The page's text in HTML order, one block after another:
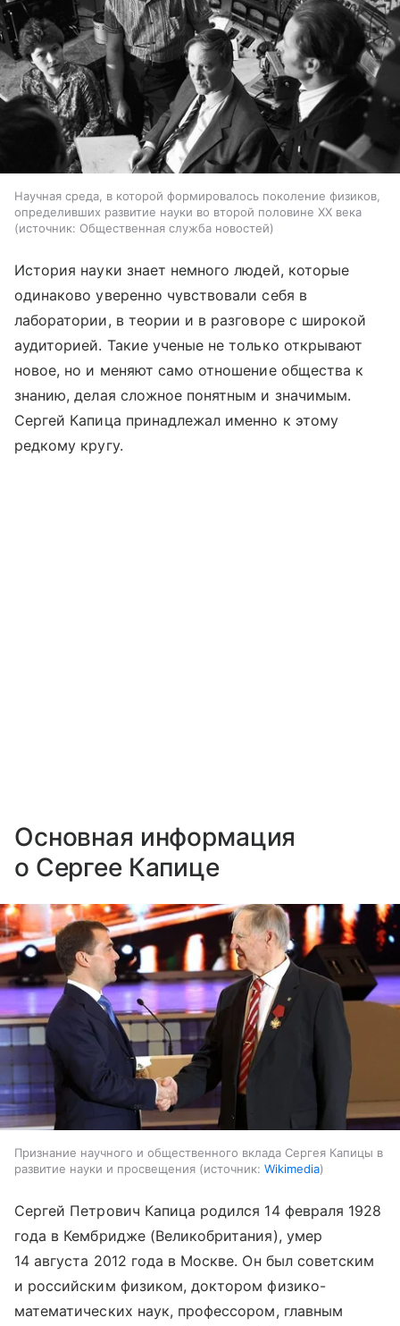
Научная среда, в которой формировалось поколение физиков,
определивших развитие науки во второй половине XX века
источник: Общественная служба новостей
История науки знает немного людей, которые
одинаково уверенно чувствовали себя в
лаборатории, в теории и в разговоре с широкой
аудиторией. Такие ученые не только открывают
новое, но и меняют само отношение общества к
знанию, делая сложное понятным и значимым.
Сергей Капица принадлежал именно к этому
редкому кругу.
Основная информация
о Сергее Капице
Признание научного и общественного вклада Сергея Капицы в
развитие науки и просвещения
источник: Wikimedia
Сергей Петрович Капица родился 14 февраля 1928
года в Кембридже (Великобритания), умер
14 августа 2012 года в Москве. Он был советским
и российским физиком, доктором физико-
математических наук, профессором, главным